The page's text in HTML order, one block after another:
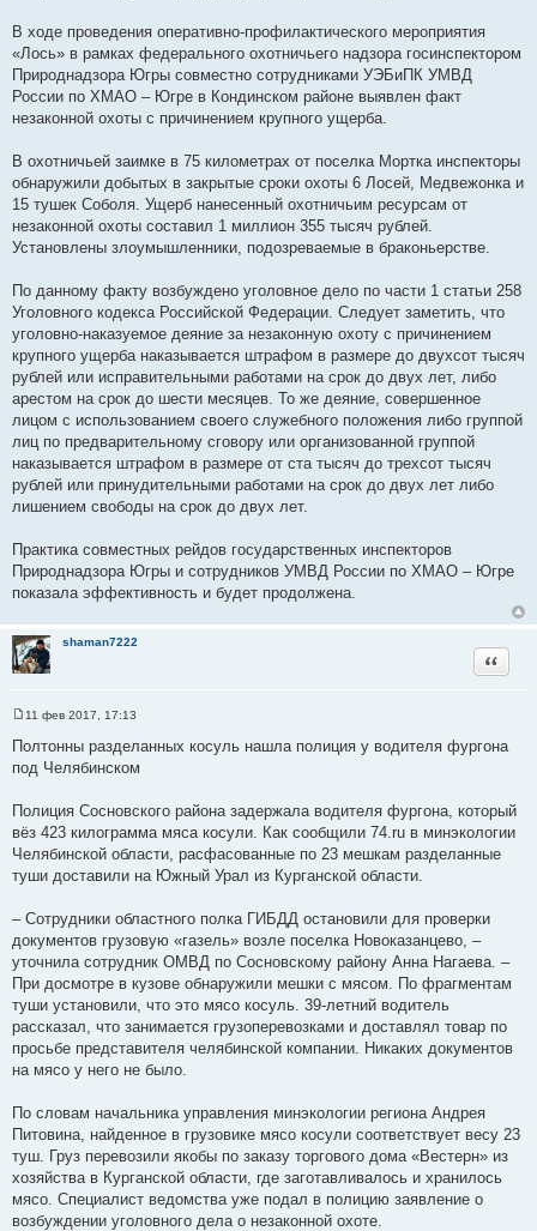
н
и
е
В ходе проведения оперативно-профилактического мероприятия
«Лось» в рамках федерального охотничьего надзора госинспектором
Природнадзора Югры совместно сотрудниками УЭБиПК УМВД
России по ХМАО – Югре в Кондинском районе выявлен факт
незаконной охоты с причинением крупного ущерба.
В охотничьей заимке в 75 километрах от поселка Мортка инспекторы
обнаружили добытых в закрытые сроки охоты 6 Лосей, Медвежонка и
15 тушек Соболя. Ущерб нанесенный охотничьим ресурсам от
незаконной охоты составил 1 миллион 355 тысяч рублей.
Установлены злоумышленники, подозреваемые в браконьерстве.
По данному факту возбуждено уголовное дело по части 1 статьи 258
Уголовного кодекса Российской Федерации. Следует заметить, что
уголовно-наказуемое деяние за незаконную охоту с причинением
крупного ущерба наказывается штрафом в размере до двухсот тысяч
рублей или исправительными работами на срок до двух лет, либо
арестом на срок до шести месяцев. То же деяние, совершенное
лицом с использованием своего служебного положения либо группой
лиц по предварительному сговору или организованной группой
наказывается штрафом в размере от ста тысяч до трехсот тысяч
рублей или принудительными работами на срок до двух лет либо
лишением свободы на срок до двух лет.
Практика совместных рейдов государственных инспекторов
Природнадзора Югры и сотрудников УМВД России по ХМАО – Югре
показала эффективность и будет продолжена.
shaman7222
Цитата
о
б
н
и
е
11 фев 2017, 17:13
Полтонны разделанных косуль нашла полиция у водителя фургона
под Челябинском
Полиция Сосновского района задержала водителя фургона, который
вёз 423 килограмма мяса косули. Как сообщили 74.ru в минэкологии
Челябинской области, расфасованные по 23 мешкам разделанные
туши доставили на Южный Урал из Курганской области.
– Сотрудники областного полка ГИБДД остановили для проверки
документов грузовую «газель» возле поселка Новоказанцево, –
уточнила сотрудник ОМВД по Сосновскому району Анна Нагаева. –
При досмотре в кузове обнаружили мешки с мясом. По фрагментам
туши установили, что это мясо косуль. 39-летний водитель
рассказал, что занимается грузоперевозками и доставлял товар по
просьбе представителя челябинской компании. Никаких документов
на мясо у него не было.
По словам начальника управления минэкологии региона Андрея
Питовина, найденное в грузовике мясо косули соответствует весу 23
туш. Груз перевозили якобы по заказу торгового дома «Вестерн» из
хозяйства в Курганской области, где заготавливалось и хранилось
мясо. Специалист ведомства уже подал в полицию заявление о
возбуждении уголовного дела о незаконной охоте.